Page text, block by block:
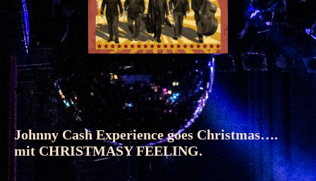
Johnny Cash Experience goes Christmas….
mit CHRISTMASY FEELING.